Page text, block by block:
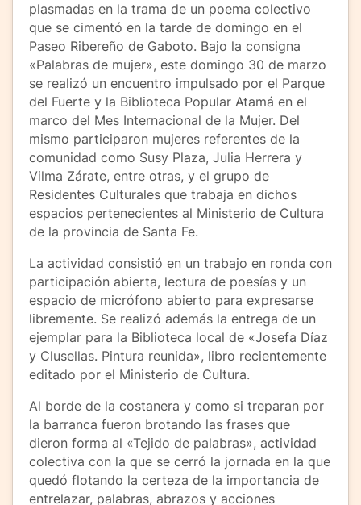
plasmadas en la trama de un poema colectivo
que se cimentó en la tarde de domingo en el
Paseo Ribereño de Gaboto. Bajo la consigna
«Palabras de mujer», este domingo 30 de marzo
se realizó un encuentro impulsado por el Parque
del Fuerte y la Biblioteca Popular Atamá en el
marco del Mes Internacional de la Mujer. Del
mismo participaron mujeres referentes de la
comunidad como Susy Plaza, Julia Herrera y
Vilma Zárate, entre otras, y el grupo de
Residentes Culturales que trabaja en dichos
espacios pertenecientes al Ministerio de Cultura
de la provincia de Santa Fe.
La actividad consistió en un trabajo en ronda con
participación abierta, lectura de poesías y un
espacio de micrófono abierto para expresarse
libremente. Se realizó además la entrega de un
ejemplar para la Biblioteca local de «Josefa Díaz
y Clusellas. Pintura reunida», libro recientemente
editado por el Ministerio de Cultura.
Al borde de la costanera y como si treparan por
la barranca fueron brotando las frases que
dieron forma al «Tejido de palabras», actividad
colectiva con la que se cerró la jornada en la que
quedó flotando la certeza de la importancia de
entrelazar, palabras, abrazos y acciones